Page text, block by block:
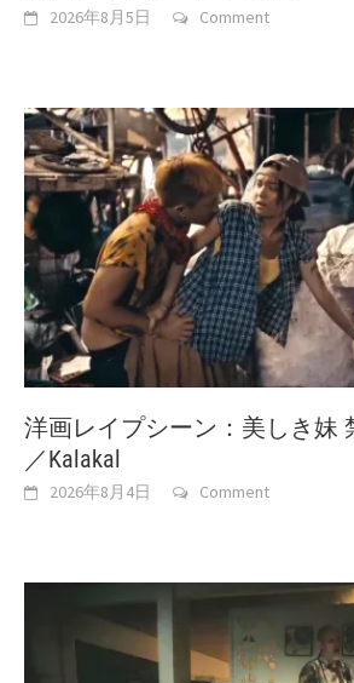
2026年8月5日 Comment
洋画レイプシーン：美しき妹
／Kalakal
2026年8月4日 Comment